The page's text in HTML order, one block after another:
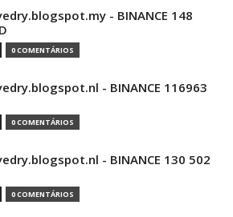
- BINANCE 148
0 COMENTÁRIOS
- BINANCE 116963
0 COMENTÁRIOS
- BINANCE 130 502
0 COMENTÁRIOS